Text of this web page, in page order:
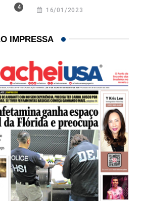
assassinada a facadas
16/01/2023
IMPRESSA